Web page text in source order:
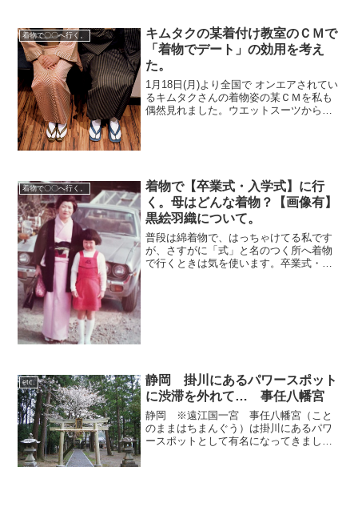
一覧へ着物で【...
着物で〇〇へ行く。
キムタクの某着付け教室のＣＭで
「着物でデート」の効用を考え
た。
1月18日(月)より全国で オンエアされてい
るキムタクさんの着物姿の某ＣＭを私も
偶然見れました。ウエットスーツからさ
着物で〇〇へ行く。
着物で【卒業式・入学式】に行
く。母はどんな着物？【画像有】
黒絵羽織について。
普段は綿着物で、はっちゃけてる私です
が、さすがに「式」と名のつく所へ着物
で行くときは気を使います。卒業式・入
etc.
静岡 掛川にあるパワースポット
に渋滞を外れて… 事任八幡宮
静岡 ※遠江国一宮 事任八幡宮（こと
のままはちまんぐう）は掛川にあるパワ
ースポットとして有名になってきまし